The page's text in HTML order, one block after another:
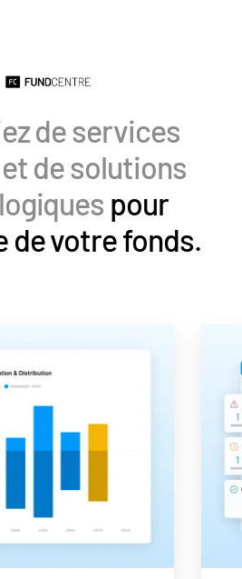
de services
de solutions
pour
de votre fonds.